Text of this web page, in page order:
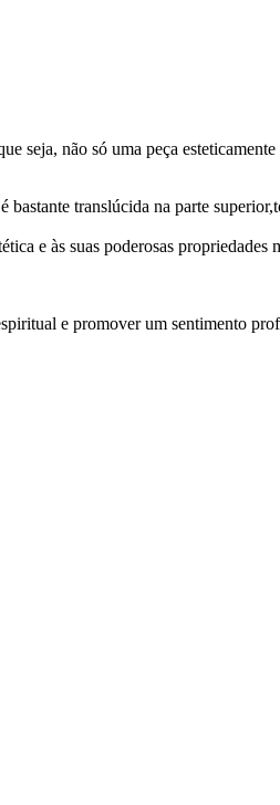
seja, não só uma peça
translúcida na parte
e às suas poderosas propriedades
e promover um sentimento